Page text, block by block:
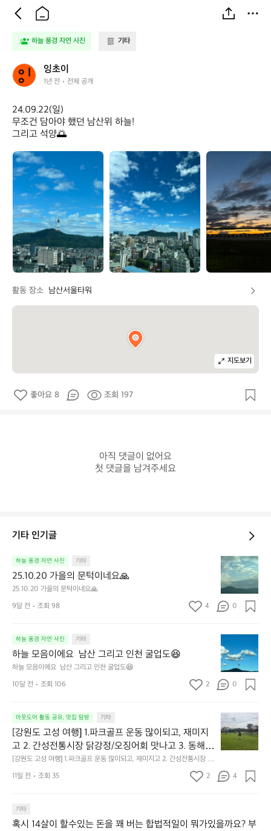
하늘 풍경 자연 사진 기타
잉
초
잉초이
1년 전 전체 공개
24.09.22(일)
무조건 담아야 했던 남산위 하늘!
그리고 석양🌅
잉
초
이
잉
초
이
잉
활동 장소 남산서울타워
지도보기
좋아요 8 조회 197
아직 댓글이 없어요
첫 댓글을 남겨주세요
기타 인기글
하늘 풍경 자연 사진 기타
25.10.20 가을의 문턱이네요🙏
25.10.20 가을의 문턱이네요🙏
2
5.
1
0.
2
을
의
문
턱
이
요
🙏
9달 전 조회 98 4 0
하늘 풍경 자연 사진 기타
하늘 모음이에요  남산 그리고 인천 굴업도😆
하늘 모음이에요  남산 그리고 인천 굴업도😆
늘
모
음
이
남
산
그
인
도
10달 전 조회 106 2 0
아웃도어 활동 공유, 맛집 탐방 기타
[강원도 고성 여행] 1.파크골프 운동 많이되고, 재미지
고 2. 간성전통시장 닭강정/오징어회 맛나고 3. 동해
앞바다 모듬회 기가막히고 4. 모듬곱창 쏘주한잔 혀를
내두르고 5. 썬셋에 취하고 ~
[강원도 고성 여행] 1.파크골프 운동 많이되고, 재미지고 2. 간성전통시장 닭
강정/오징어회 맛나고 3. 동해 앞바다 모듬회 기가막히고 4. 모듬곱창 쏘주
한잔 혀를 내두르고 5. 썬셋에 취하고 ~
[강
원
도
고
여
크
11일 전 조회 35 2 4
기타
혹시 14살이 할수있는 돈을 꽤 버는 합법적일이 뭐가있을까요? 부